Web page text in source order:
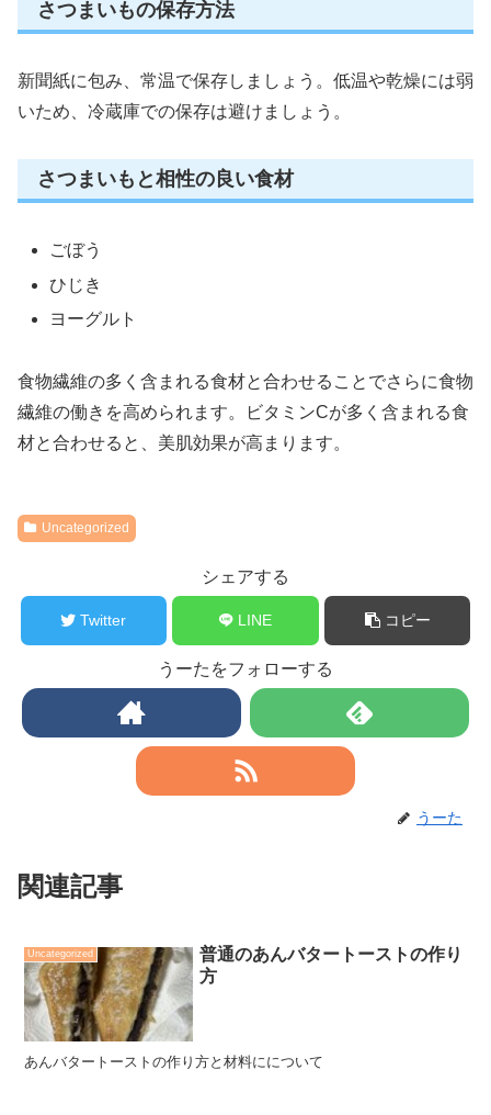
さつまいもの保存方法
新聞紙に包み、常温で保存しましょう。低温や乾燥には弱
いため、冷蔵庫での保存は避けましょう。
さつまいもと相性の良い食材
ごぼう
ひじき
ヨーグルト
食物繊維の多く含まれる食材と合わせることでさらに食物
繊維の働きを高められます。ビタミンCが多く含まれる食
材と合わせると、美肌効果が高まります。
Uncategorized
シェアする
Twitter LINE コピー
うーたをフォローする
うーた
関連記事
Uncategorized
普通のあんバタートーストの作り
方
あんバタートーストの作り方と材料にについて